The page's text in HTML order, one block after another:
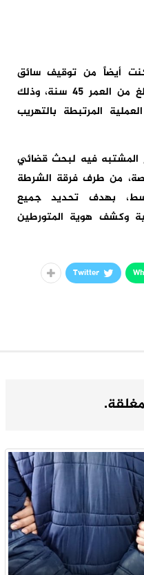
أيضاً من توقيف سائق
الشاحنة، وهو مواطن مغربي يبلغ من العمر 45 سنة، وذلك
المرتبطة بالتهريب
المشتبه فيه لبحث قضائي
من طرف فرقة الشرطة
بهدف تحديد جميع
وكشف هوية المتورطين
Twitter